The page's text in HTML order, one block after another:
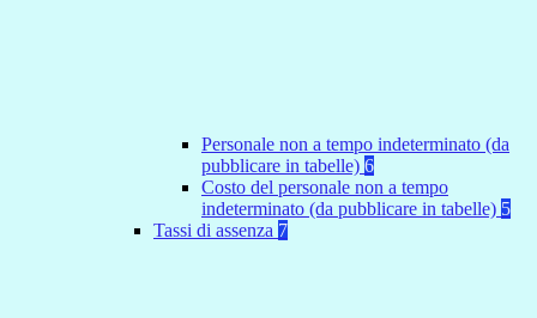
Personale non a tempo indeterminato (da
pubblicare in tabelle) 6
Costo del personale non a tempo
indeterminato (da pubblicare in tabelle) 5
Tassi di assenza 7